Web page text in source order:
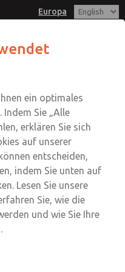
Europa
Einloggen
Anmeldung
(2/2-Wege
aufgeflanschtem
Steuerrohr und
ein optimales
Indem Sie „Alle
erklären Sie sich
auf unserer
entscheiden,
indem Sie unten auf
Lesen Sie unsere
Sie, wie die
und wie Sie Ihre